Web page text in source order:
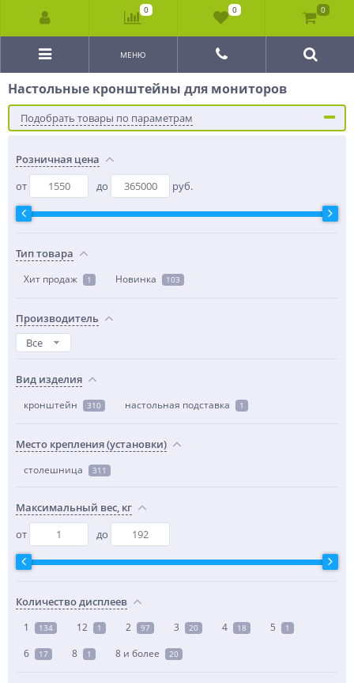
МЕНЮ
Настольные кронштейны для мониторов
Подобрать товары по параметрам
Розничная цена
от
до руб.
Тип товара
Хит продаж 1 Новинка 103
Производитель
Все
Вид изделия
кронштейн 310 настольная подставка 1
Место крепления (установки)
столешница 311
Максимальный вес, кг
от
до
Количество дисплеев
1 134 12 1 2 97 3 20 4 18 5 1
6 17 8 1 8 и более 20
0 0 0